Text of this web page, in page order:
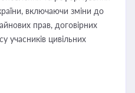
включаючи зміни до
прав, договірних
учасників цивільних